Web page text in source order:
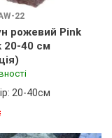
22
рожевий Pink
20-40 см
20-40см